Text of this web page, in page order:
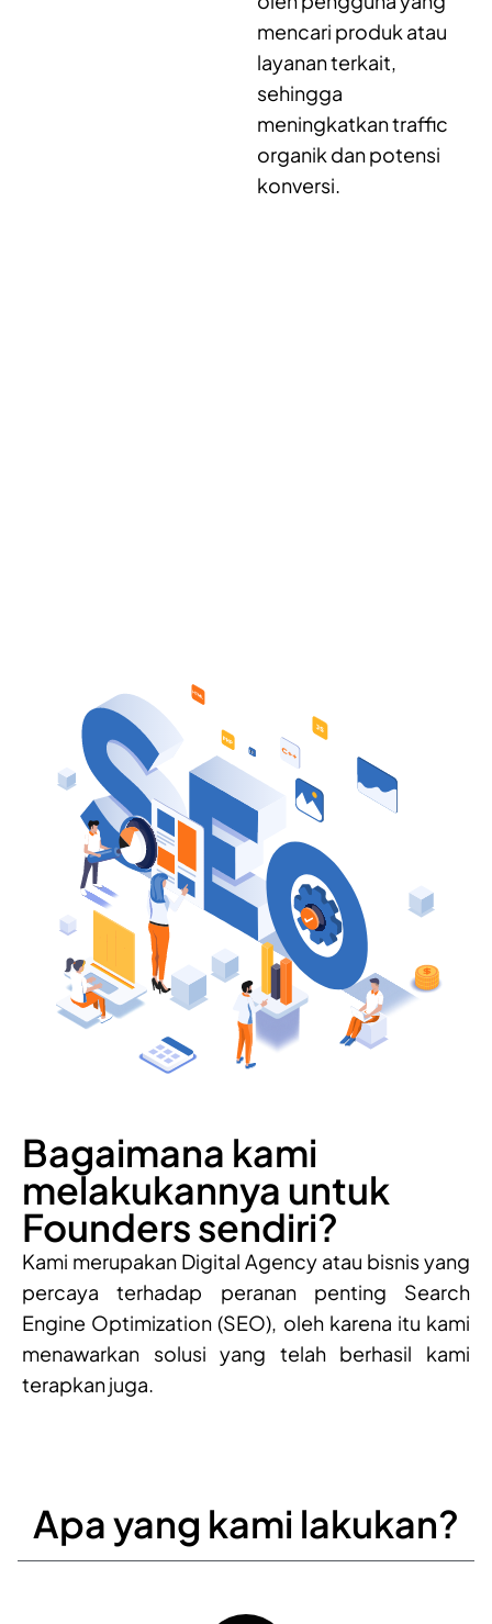
mencari produk atau
layanan terkait,
sehingga
meningkatkan traffic
organik dan potensi
konversi.
Bagaimana kami
melakukannya untuk
Founders sendiri?
Kami merupakan Digital Agency atau bisnis yang
percaya terhadap peranan penting Search
Engine Optimization (SEO), oleh karena itu kami
menawarkan solusi yang telah berhasil kami
terapkan juga.
Apa yang kami lakukan?